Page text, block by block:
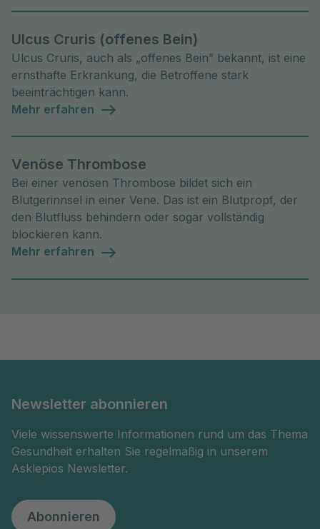
Ulcus Cruris (offenes Bein)
Ulcus Cruris, auch als „offenes Bein” bekannt, ist eine
ernsthafte Erkrankung, die Betroffene stark
beeinträchtigen kann.
Mehr erfahren
Venöse Thrombose
Bei einer venösen Thrombose bildet sich ein
Blutgerinnsel in einer Vene. Das ist ein Blutpropf, der
den Blutfluss behindern oder sogar vollständig
blockieren kann.
Mehr erfahren
Newsletter abonnieren
Viele wissenswerte Informationen rund um das Thema
Gesundheit erhalten Sie regelmäßig in unserem
Asklepios Newsletter.
Abonnieren